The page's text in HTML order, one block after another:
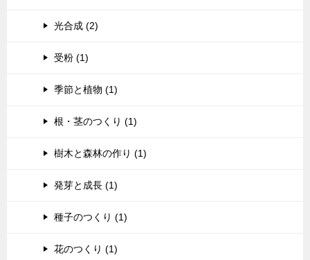
光合成 (2)
受粉 (1)
季節と植物 (1)
根・茎のつくり (1)
樹木と森林の作り (1)
発芽と成長 (1)
種子のつくり (1)
花のつくり (1)